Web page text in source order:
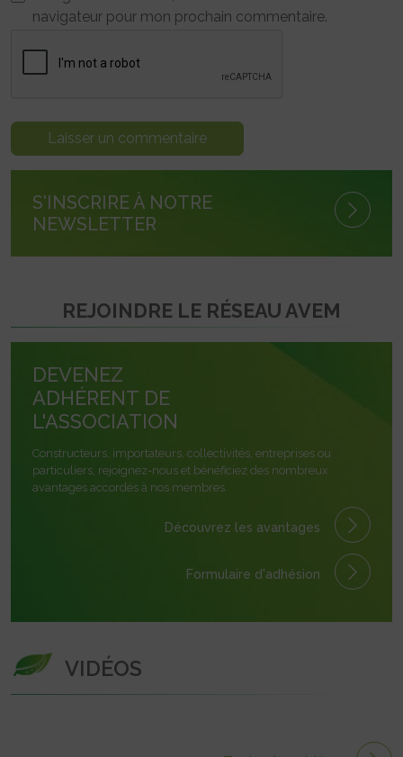
navigateur pour mon prochain commentaire.
S'INSCRIRE À NOTRE
NEWSLETTER
REJOINDRE LE RÉSEAU AVEM
DEVENEZ
ADHÉRENT DE
L'ASSOCIATION
Constructeurs, importateurs, collectivités, entreprises ou
particuliers, rejoignez-nous et bénéficiez des nombreux
avantages accordés à nos membres.
Découvrez les avantages
Formulaire d'adhésion
VIDÉOS